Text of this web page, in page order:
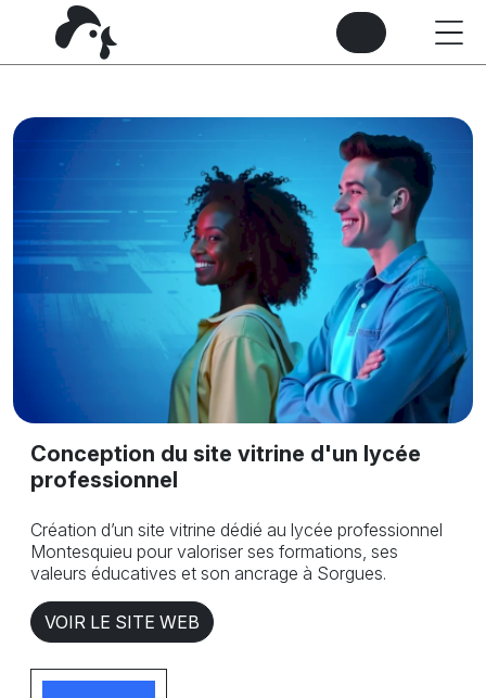
Conception du site vitrine d'un lycée
professionnel
Création d’un site vitrine dédié au lycée professionnel
Montesquieu pour valoriser ses formations, ses
valeurs éducatives et son ancrage à Sorgues.
VOIR LE SITE WEB